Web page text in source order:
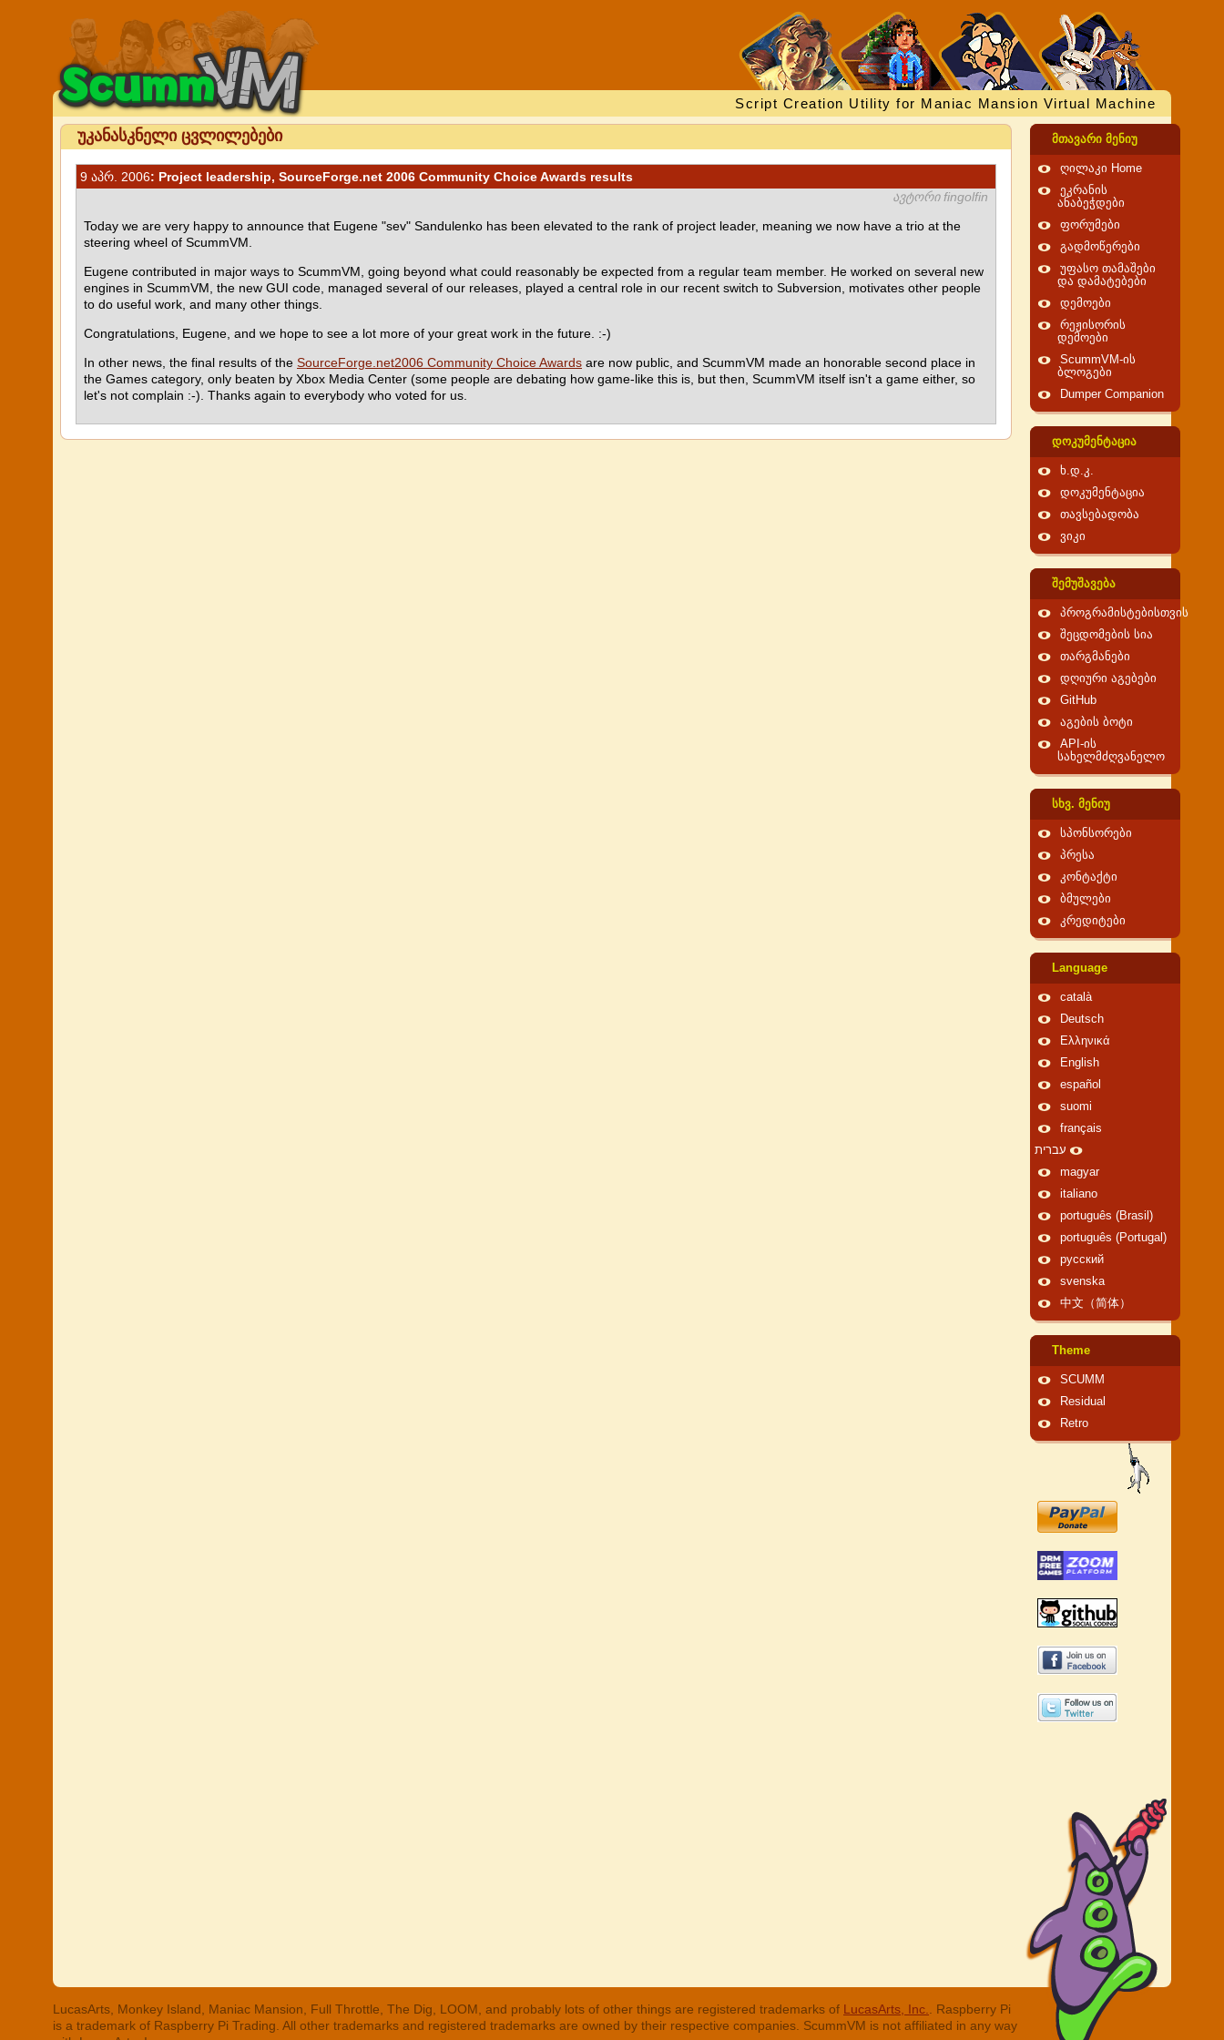
Script Creation Utility for Maniac Mansion Virtual Machine
უკანასკნელი ცვლილებები
9 აპრ. 2006: Project leadership, SourceForge.net 2006 Community Choice Awards results
ავტორი fingolfin
Today we are very happy to announce that Eugene "sev" Sandulenko has been elevated to the rank of project leader, meaning we now have a trio at the
steering wheel of ScummVM.
Eugene contributed in major ways to ScummVM, going beyond what could reasonably be expected from a regular team member. He worked on several new
engines in ScummVM, the new GUI code, managed several of our releases, played a central role in our recent switch to Subversion, motivates other people
to do useful work, and many other things.
Congratulations, Eugene, and we hope to see a lot more of your great work in the future. :-)
In other news, the final results of the SourceForge.net2006 Community Choice Awards are now public, and ScummVM made an honorable second place in
the Games category, only beaten by Xbox Media Center (some people are debating how game-like this is, but then, ScummVM itself isn't a game either, so
let's not complain :-). Thanks again to everybody who voted for us.
მთავარი მენიუ
ღილაკი Home
ეკრანის
ანაბეჭდები
ფორუმები
გადმოწერები
უფასო თამაშები
და დამატებები
დემოები
რეჟისორის
დემოები
ScummVM-ის
ბლოგები
Dumper Companion
დოკუმენტაცია
ხ.დ.კ.
დოკუმენტაცია
თავსებადობა
ვიკი
შემუშავება
პროგრამისტებისთვის
შეცდომების სია
თარგმანები
დღიური აგებები
GitHub
აგების ბოტი
API-ის
სახელმძღვანელო
სხვ. მენიუ
სპონსორები
პრესა
კონტაქტი
ბმულები
კრედიტები
Language
català
Deutsch
Ελληνικά
English
español
suomi
français
עברית
magyar
italiano
português (Brasil)
português (Portugal)
русский
svenska
中文（简体）
Theme
SCUMM
Residual
Retro
LucasArts, Monkey Island, Maniac Mansion, Full Throttle, The Dig, LOOM, and probably lots of other things are registered trademarks of LucasArts, Inc.
. Raspberry Pi
is a trademark of Raspberry Pi Trading. All other trademarks and registered trademarks are owned by their respective companies. ScummVM is not affiliated in any way